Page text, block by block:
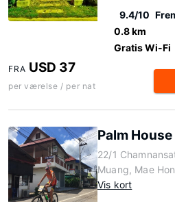
9.4/10
0.8 km
Gratis Wi-Fi
FRA USD 37
per værelse / per nat
Palm
22/1
Muang, Mae
Vis kort